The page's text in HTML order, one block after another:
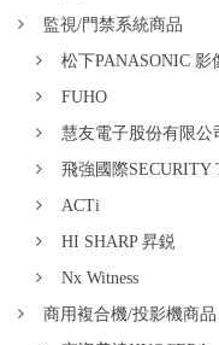
監視/門禁系統商品
松下PANASONIC 影
FUHO
慧友電子股份有限公
飛強國際SECURITY
ACTi
HI SHARP 昇鋭
Nx Witness
商用複合機/投影機商品